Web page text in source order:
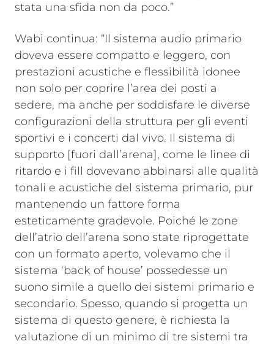
stata una sfida non da poco.”
Wabi continua: “Il sistema audio primario
doveva essere compatto e leggero, con
prestazioni acustiche e flessibilità idonee
non solo per coprire l’area dei posti a
sedere, ma anche per soddisfare le diverse
configurazioni della struttura per gli eventi
sportivi e i concerti dal vivo. Il sistema di
supporto [fuori dall’arena], come le linee di
ritardo e i fill dovevano abbinarsi alle qualità
tonali e acustiche del sistema primario, pur
mantenendo un fattore forma
esteticamente gradevole. Poiché le zone
dell’atrio dell’arena sono state riprogettate
con un formato aperto, volevamo che il
sistema ‘back of house’ possedesse un
suono simile a quello dei sistemi primario e
secondario. Spesso, quando si progetta un
sistema di questo genere, è richiesta la
valutazione di un minimo di tre sistemi tra